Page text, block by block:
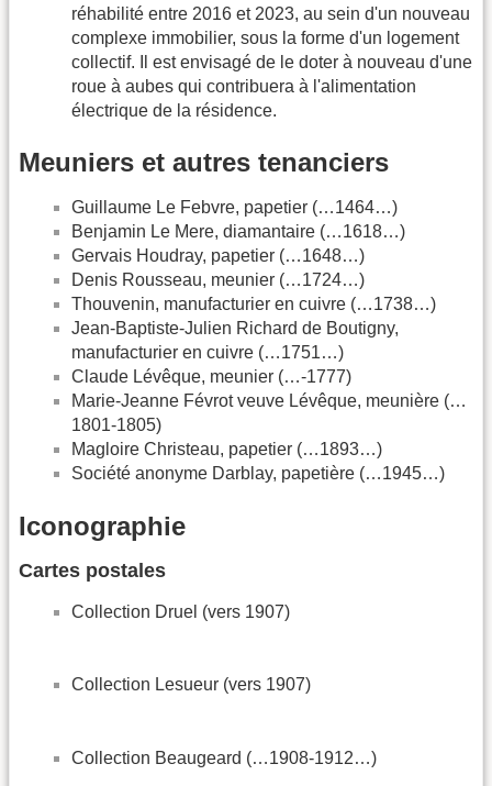
réhabilité entre 2016 et 2023, au sein d'un nouveau
complexe immobilier, sous la forme d'un logement
collectif. Il est envisagé de le doter à nouveau d'une
roue à aubes qui contribuera à l'alimentation
électrique de la résidence.
Meuniers et autres tenanciers
Guillaume Le Febvre, papetier (…1464…)
Benjamin Le Mere, diamantaire (…1618…)
Gervais Houdray, papetier (…1648…)
Denis Rousseau, meunier (…1724…)
Thouvenin, manufacturier en cuivre (…1738…)
Jean-Baptiste-Julien Richard de Boutigny,
manufacturier en cuivre (…1751…)
Claude Lévêque, meunier (…-1777)
Marie-Jeanne Févrot veuve Lévêque, meunière (…
1801-1805)
Magloire Christeau, papetier (…1893…)
Société anonyme Darblay, papetière (…1945…)
Iconographie
Cartes postales
Collection Druel (vers 1907)
Collection Lesueur (vers 1907)
Collection Beaugeard (…1908-1912…)